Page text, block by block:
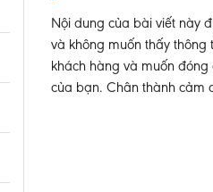
Nội dung của bài viết này
và không muốn thấy thông
khách hàng và muốn
của bạn. Chân thành cảm